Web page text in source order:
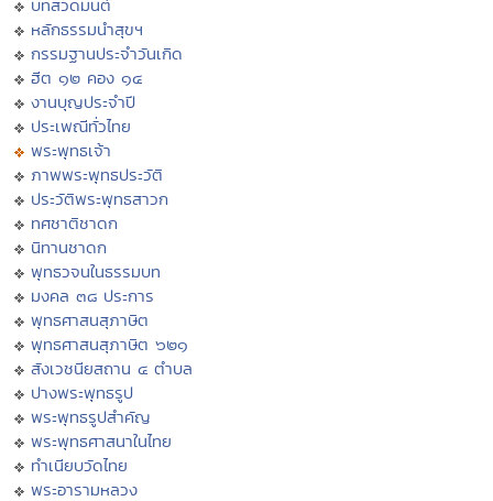
บทสวดมนต์
หลักธรรมนำสุขฯ
กรรมฐานประจำวันเกิด
ฮีต ๑๒ คอง ๑๔
งานบุญประจำปี
ประเพณีทั่วไทย
พระพุทธเจ้า
ภาพพระพุทธประวัติ
ประวัติพระพุทธสาวก
ทศชาติชาดก
นิทานชาดก
พุทธวจนในธรรมบท
มงคล ๓๘ ประการ
พุทธศาสนสุภาษิต
พุทธศาสนสุภาษิต ๖๒๑
สังเวชนียสถาน ๔ ตำบล
ปางพระพุทธรูป
พระพุทธรูปสำคัญ
พระพุทธศาสนาในไทย
ทำเนียบวัดไทย
พระอารามหลวง